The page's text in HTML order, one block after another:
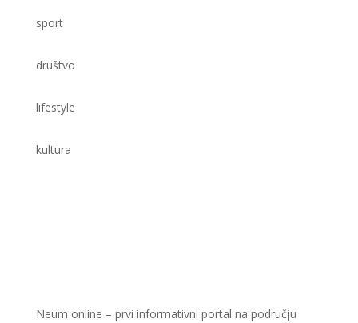
sport
društvo
lifestyle
kultura
Neum online – prvi informativni portal na području